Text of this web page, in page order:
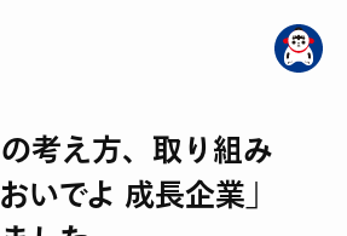
考え方、取り組み
いでよ 成長企業」